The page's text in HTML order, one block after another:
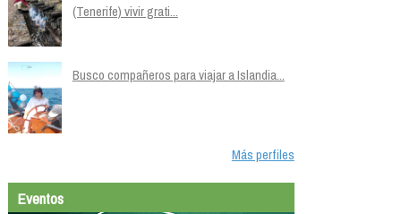
(Tenerife) vivir grati...
Busco compañeros para viajar a Islandia...
Más perfiles
Eventos